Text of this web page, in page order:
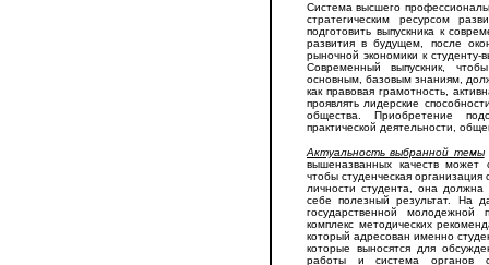
Система высшего
стратегическим ресурсом
подготовить выпускника к
развития в будущем, после
рыночной экономики к студенту-
Современный выпускник,
основным, базовым знаниям,
как правовая грамотность,
проявлять лидерские
общества. Приобретение
практической деятельности,
Актуальность выбранной темы
вышеназванных качеств может
чтобы студенческая
личности студента, она
себе полезный результат. На
государственной молодежной
комплекс методических
который адресован именно
которые выносятся для
работы и система органов